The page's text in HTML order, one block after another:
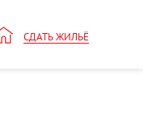
СДАТЬ ЖИЛЬЁ